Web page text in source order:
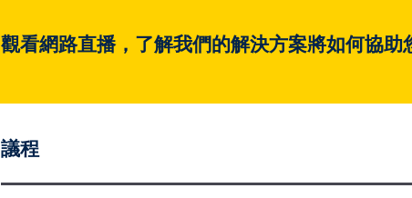
觀看網路直播，了解我們的解決方案將如何協助
議程